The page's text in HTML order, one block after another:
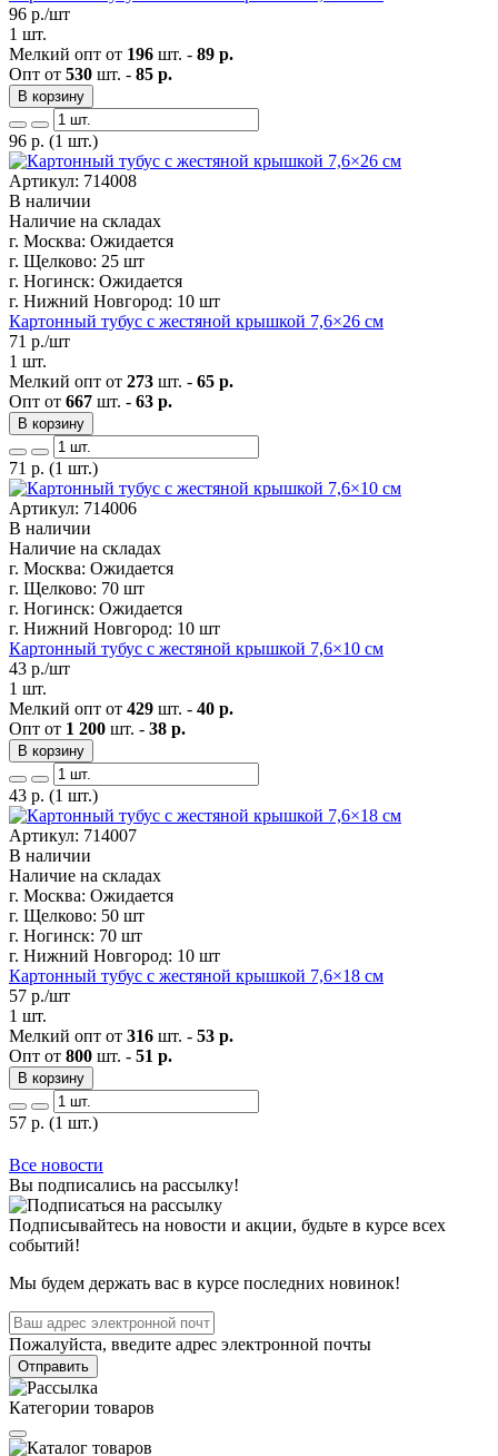
96 р./шт
1 шт.
Мелкий опт от 196 шт. - 89 р.
Опт от 530 шт. - 85 р.
В корзину
96 р. (1 шт.)
Артикул: 714008
В наличии
Наличие на складах
г. Москва: Ожидается
г. Щелково: 25 шт
г. Ногинск: Ожидается
г. Нижний Новгород: 10 шт
Картонный тубус с жестяной крышкой 7,6×26 см
71 р./шт
1 шт.
Мелкий опт от 273 шт. - 65 р.
Опт от 667 шт. - 63 р.
В корзину
71 р. (1 шт.)
Артикул: 714006
В наличии
Наличие на складах
г. Москва: Ожидается
г. Щелково: 70 шт
г. Ногинск: Ожидается
г. Нижний Новгород: 10 шт
Картонный тубус с жестяной крышкой 7,6×10 см
43 р./шт
1 шт.
Мелкий опт от 429 шт. - 40 р.
Опт от 1 200 шт. - 38 р.
В корзину
43 р. (1 шт.)
Артикул: 714007
В наличии
Наличие на складах
г. Москва: Ожидается
г. Щелково: 50 шт
г. Ногинск: 70 шт
г. Нижний Новгород: 10 шт
Картонный тубус с жестяной крышкой 7,6×18 см
57 р./шт
1 шт.
Мелкий опт от 316 шт. - 53 р.
Опт от 800 шт. - 51 р.
В корзину
57 р. (1 шт.)
Все новости
Вы подписались на рассылку!
Подписывайтесь на новости и акции, будьте в курсе всех
событий!
Мы будем держать вас в курсе последних новинок!
Пожалуйста, введите адрес электронной почты
Отправить
Категории товаров